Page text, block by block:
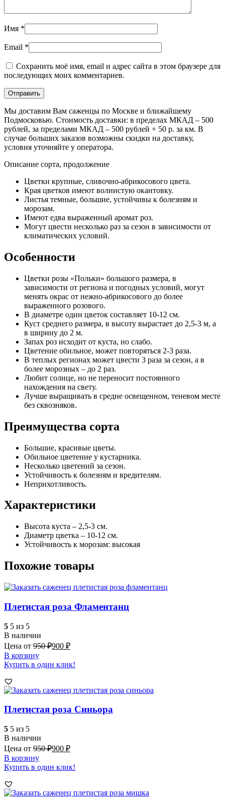
Имя *
Email *
Сохранить моё имя, email и адрес сайта в этом браузере для
последующих моих комментариев.
Мы доставим Вам саженцы по Москве и ближайшему
Подмосковью. Стоимость доставки: в пределах МКАД – 500
рублей, за пределами МКАД – 500 рублей + 50 р. за км. В
случае больших заказов возможны скидки на доставку,
условия уточняйте у оператора.
Описание сорта, продолжение
Цветки крупные, сливочно-абрикосового цвета.
Края цветков имеют волнистую окантовку.
Листья темные, большие, устойчивы к болезням и
морозам.
Имеют едва выраженный аромат роз.
Могут цвести несколько раз за сезон в зависимости от
климатических условий.
Особенности
Цветки розы «Польки» большого размера, в
зависимости от региона и погодных условий, могут
менять окрас от нежно-абрикосового до более
выраженного розового.
В диаметре один цветок составляет 10-12 см.
Куст среднего размера, в высоту вырастает до 2,5-3 м, а
в ширину до 2 м.
Запах роз исходит от куста, но слабо.
Цветение обильное, может повторяться 2-3 раза.
В теплых регионах может цвести 3 раза за сезон, а в
более морозных – до 2 раз.
Любит солнце, но не переносит постоянного
нахождения на свету.
Лучше выращивать в средне освещенном, теневом месте
без сквозняков.
Преимущества сорта
Большие, красивые цветы.
Обильное цветение у кустарника.
Несколько цветений за сезон.
Устойчивость к болезням и вредителям.
Неприхотливость.
Характеристики
Высота куста – 2,5-3 см.
Диаметр цветка – 10-12 см.
Устойчивость к морозам: высокая
Похожие товары
Плетистая роза Фламентанц
5 5 из 5
В наличии
Цена от 950₽900 ₽
В корзину
Купить в один клик!
Плетистая роза Синьора
5 5 из 5
В наличии
Цена от 950₽900 ₽
В корзину
Купить в один клик!